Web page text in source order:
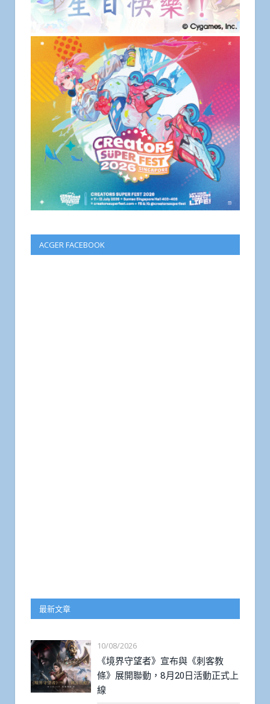
ACGER FACEBOOK
最新文章
10/08/2026
《境界守望者》宣布與《刺客教
條》展開聯動，8月20日活動正式上
線